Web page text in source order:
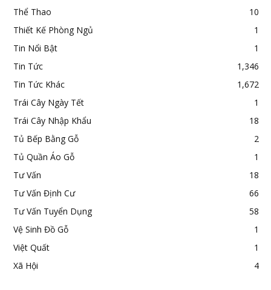
Thể Thao
10
Thiết Kế Phòng Ngủ
1
Tin Nổi Bật
1
Tin Tức
1,346
Tin Tức Khác
1,672
Trái Cây Ngày Tết
1
Trái Cây Nhập Khẩu
18
Tủ Bếp Bằng Gỗ
2
Tủ Quần Áo Gỗ
1
Tư Vấn
18
Tư Vấn Định Cư
66
Tư Vấn Tuyển Dụng
58
Vệ Sinh Đồ Gỗ
1
Việt Quất
1
Xã Hội
4